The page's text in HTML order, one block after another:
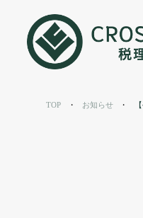
お知
TOP お知らせ